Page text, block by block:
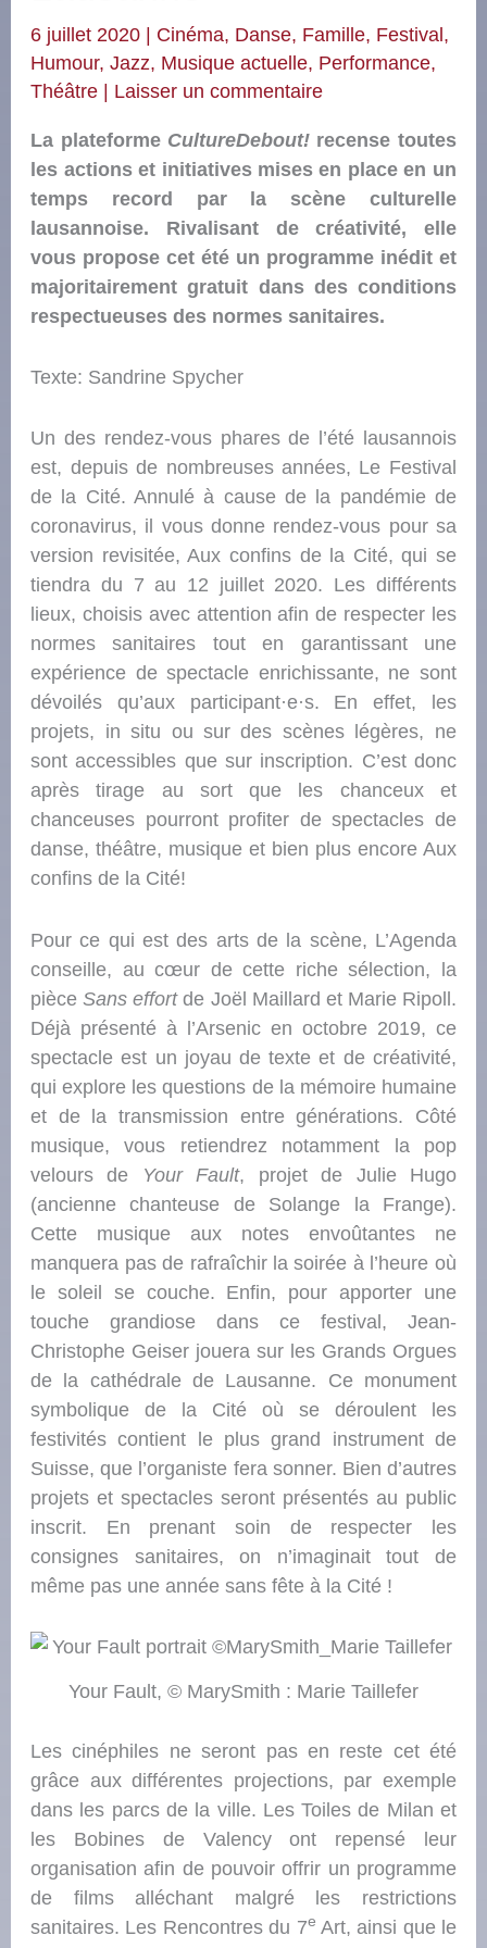
6 juillet 2020 | Cinéma, Danse, Famille, Festival,
Humour,Jazz, Musique actuelle, Performance,
Théâtre | Laisser un commentaire
La plateforme CultureDebout! recense toutes
les actions et initiatives mises en place en un
temps record par la scène culturelle
lausannoise. Rivalisant de créativité, elle
vous propose cet été un programme inédit et
majoritairement gratuit dans des conditions
respectueuses des normes sanitaires.
Texte: Sandrine Spycher
Un des rendez-vous phares de l’été lausannois
est, depuis de nombreuses années, Le Festival
de la Cité. Annulé à cause de la pandémie de
coronavirus, il vous donne rendez-vous pour sa
version revisitée, Aux confins de la Cité, qui se
tiendra du 7 au 12 juillet 2020. Les différents
lieux, choisis avec attention afin de respecter les
normes sanitaires tout en garantissant une
expérience de spectacle enrichissante, ne sont
dévoilés qu’aux participant·e·s. En effet, les
projets, in situ ou sur des scènes légères, ne
sont accessibles que sur inscription. C’est donc
après tirage au sort que les chanceux et
chanceuses pourront profiter de spectacles de
danse, théâtre, musique et bien plus encore Aux
confins de la Cité!
Pour ce qui est des arts de la scène, L’Agenda
conseille, au cœur de cette riche sélection, la
pièceSans effortde Joël Maillard et Marie Ripoll.
Déjà présenté à l’Arsenic en octobre 2019, ce
spectacle est un joyau de texte et de créativité,
qui explore les questions de la mémoire humaine
et de la transmission entre générations. Côté
musique, vous retiendrez notamment la pop
velours de
Your Fault, projet de Julie Hugo
(ancienne chanteuse de Solange la Frange).
Cette musique aux notes envoûtantes ne
manquera pas de rafraîchir la soirée à l’heure où
le soleil se couche. Enfin, pour apporter une
touche grandiose dans ce festival, Jean-
Christophe Geiser jouera sur les Grands Orgues
de la cathédrale de Lausanne. Ce monument
symbolique de la Cité où se déroulent les
festivités contient le plus grand instrument de
Suisse, que l’organiste fera sonner. Bien d’autres
projets et spectacles seront présentés au public
inscrit. En prenant soin de respecter les
consignes sanitaires, on n’imaginait tout de
même pas une année sans fête à la Cité !
Your Fault, © MarySmith : Marie Taillefer
Les cinéphiles ne seront pas en reste cet été
grâce aux différentes projections, par exemple
dans les parcs de la ville. Les Toiles de Milan et
les Bobines de Valency ont repensé leur
organisation afin de pouvoir offrir un programme
de films alléchant malgré les restrictions
sanitaires. Les Rencontres du 7e Art, ainsi que le